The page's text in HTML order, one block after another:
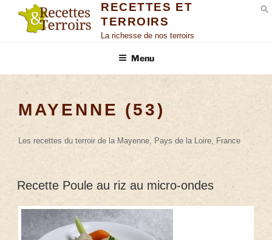
RECETTES ET
TERROIRS
La richesse de nos terroirs
Menu
MAYENNE (53)
Les recettes du terroir de la Mayenne, Pays de la Loire, France
Recette Poule au riz au micro-ondes